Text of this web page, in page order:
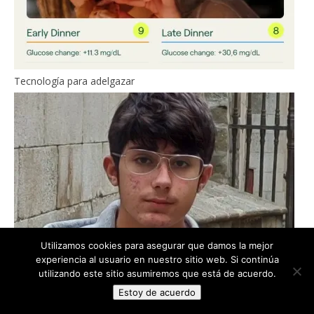
Tecnología para adelgazar
Utilizamos cookies para asegurar que damos la mejor
experiencia al usuario en nuestro sitio web. Si continúa
utilizando este sitio asumiremos que está de acuerdo.
Estoy de acuerdo